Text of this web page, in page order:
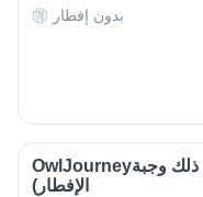
بدون إفطار
OwlJourneyالمشروع (بما في ذلك وجبة
الإفطار)